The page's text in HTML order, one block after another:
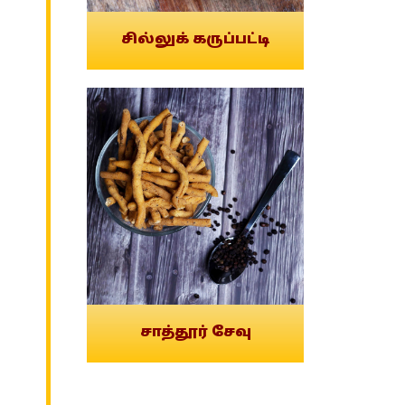
சில்லுக் கருப்பட்டி
சாத்தூர் சேவு